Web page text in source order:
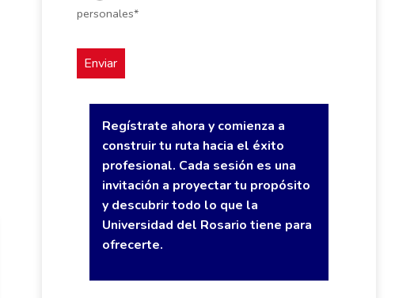
personales*
Regístrate ahora y comienza a
construir tu ruta hacia el éxito
profesional. Cada sesión es una
invitación a proyectar tu propósito
y descubrir todo lo que la
Universidad del Rosario tiene para
ofrecerte.